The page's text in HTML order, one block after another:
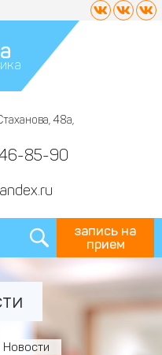
48а,
85-90
запись на
прием
Новости